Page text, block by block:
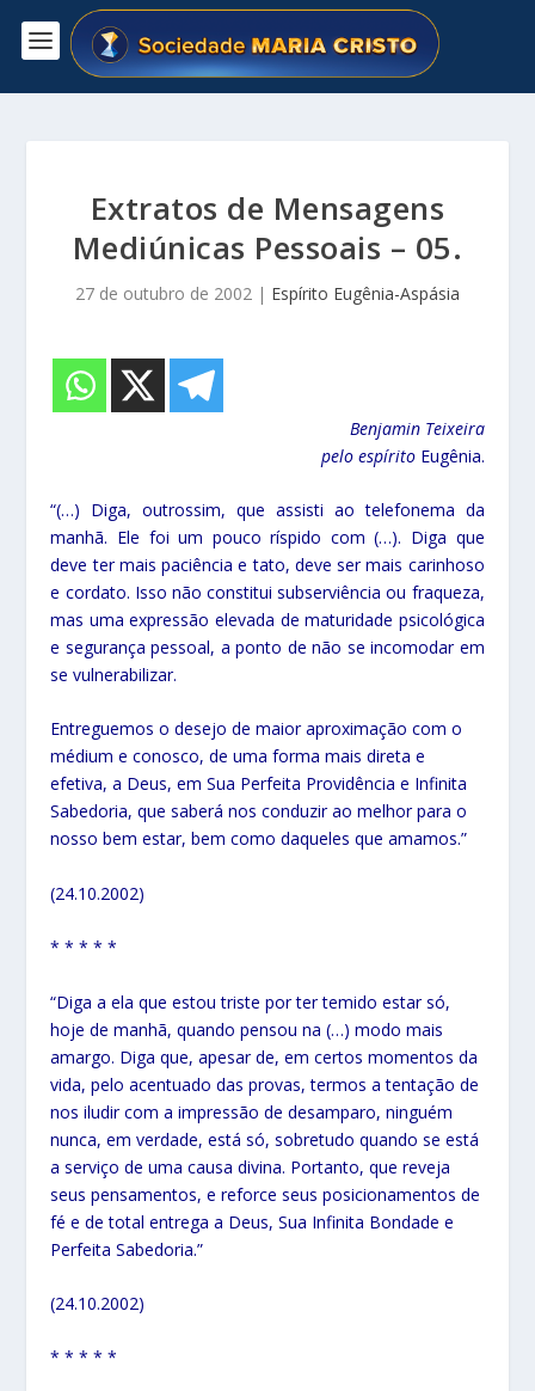
Extratos de Mensagens
Mediúnicas Pessoais – 05.
27 de outubro de 2002 | Espírito Eugênia-Aspásia
Benjamin Teixeira
pelo espíritoEugênia.
“(…) Diga, outrossim, que assisti ao telefonema da
manhã. Ele foi um pouco ríspido com (…). Diga que
deve ter mais paciência e tato, deve ser mais carinhoso
e cordato. Isso não constitui subserviência ou fraqueza,
mas uma expressão elevada de maturidade psicológica
e segurança pessoal, a ponto de não se incomodar em
se vulnerabilizar.
Entreguemos o desejo de maior aproximação com o
médium e conosco, de uma forma mais direta e
efetiva, a Deus, em Sua Perfeita Providência e Infinita
Sabedoria, que saberá nos conduzir ao melhor para o
nosso bem estar, bem como daqueles que amamos.”
(24.10.2002)
* * * * *
“Diga a ela que estou triste por ter temido estar só,
hoje de manhã, quando pensou na (…) modo mais
amargo. Diga que, apesar de, em certos momentos da
vida, pelo acentuado das provas, termos a tentação de
nos iludir com a impressão de desamparo, ninguém
nunca, em verdade, está só, sobretudo quando se está
a serviço de uma causa divina. Portanto, que reveja
seus pensamentos, e reforce seus posicionamentos de
fé e de total entrega a Deus, Sua Infinita Bondade e
Perfeita Sabedoria.”
(24.10.2002)
* * * * *